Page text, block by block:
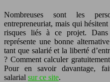
Nombreuses sont les
entrepreneuriat, mais qui
risques liés à ce projet.
représente une bonne
tant que salarié et la liberté
? Comment calculer
Pour en savoir davantage,
salarial sur ce site.